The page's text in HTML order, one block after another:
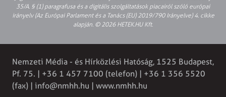
35/A. § (1) paragrafusa és a digitális szolgáltatások piacairól szóló európai
irányelv (Az Európai Parlament és a Tanács (EU) 2019/790 Irányelve) 4. cikke
alapján. © 2026 HETEK.HU Kft.
Nemzeti Média - és Hírközlési Hatóság, 1525 Budapest,
Pf. 75. | +36 1 457 7100 (telefon) | +36 1 356 5520
(fax) | info@nmhh.hu | www.nmhh.hu